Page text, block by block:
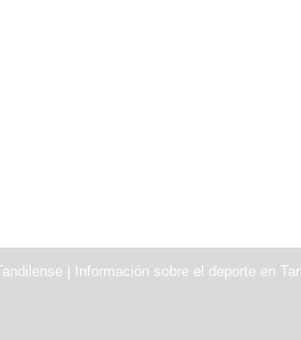
| Información sobre el deporte en